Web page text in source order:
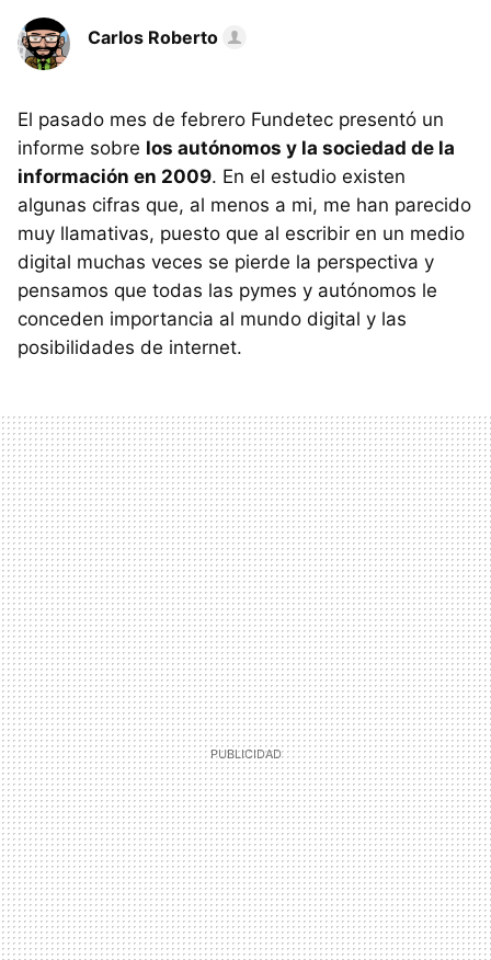
Carlos Roberto
El pasado mes de febrero Fundetec presentó un
informe sobre los autónomos y la sociedad de la
información en 2009. En el estudio existen
algunas cifras que, al menos a mi, me han parecido
muy llamativas, puesto que al escribir en un medio
digital muchas veces se pierde la perspectiva y
pensamos que todas las pymes y autónomos le
conceden importancia al mundo digital y las
posibilidades de internet.